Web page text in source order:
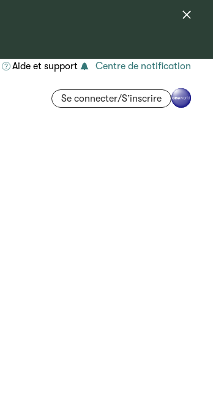
Aide et support Centre de notification
Se connecter/S’inscrire